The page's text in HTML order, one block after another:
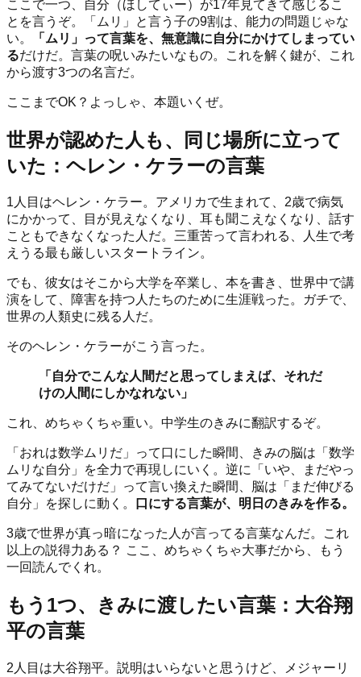
ここで一つ、自分（ほしてぃー）が17年見てきて感じるこ
とを言うぞ。「ムリ」と言う子の9割は、能力の問題じゃな
い。
「ムリ」って言葉を、無意識に自分にかけてしまってい
るだけだ。言葉の呪いみたいなもの。これを解く鍵が、これ
から渡す3つの名言だ。
ここまでOK？よっしゃ、本題いくぜ。
世界が認めた人も、同じ場所に立って
いた：ヘレン・ケラーの言葉
1人目はヘレン・ケラー。アメリカで生まれて、2歳で病気
にかかって、目が見えなくなり、耳も聞こえなくなり、話す
こともできなくなった人だ。三重苦って言われる、人生で考
えうる最も厳しいスタートライン。
でも、彼女はそこから大学を卒業し、本を書き、世界中で講
演をして、障害を持つ人たちのために生涯戦った。ガチで、
世界の人類史に残る人だ。
そのヘレン・ケラーがこう言った。
「自分でこんな人間だと思ってしまえば、それだ
けの人間にしかなれない」
これ、めちゃくちゃ重い。中学生のきみに翻訳するぞ。
「おれは数学ムリだ」って口にした瞬間、きみの脳は「数学
ムリな自分」を全力で再現しにいく。逆に「いや、まだやっ
てみてないだけだ」って言い換えた瞬間、脳は「まだ伸びる
自分」を探しに動く。
口にする言葉が、明日のきみを作る。
3歳で世界が真っ暗になった人が言ってる言葉なんだ。これ
以上の説得力ある？ ここ、めちゃくちゃ大事だから、もう
一回読んでくれ。
もう1つ、きみに渡したい言葉：大谷翔
平の言葉
2人目は大谷翔平。説明はいらないと思うけど、メジャーリ